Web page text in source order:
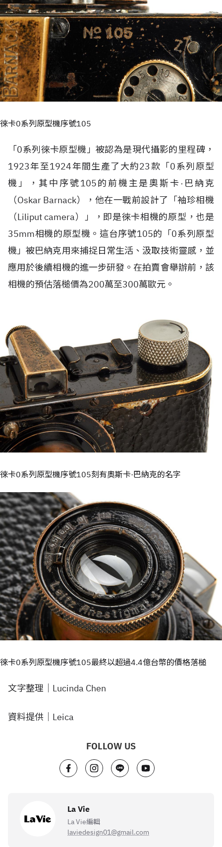
徠卡0系列原型機序號105
「0系列徠卡原型機」被認為是現代攝影的里程碑，
1923年至1924年間生產了大約23款「0系列原型
機」，其中序號105的前機主是奧斯卡·巴納克
（Oskar Barnack），他在一戰前設計了「袖珍相機
（Liliput camera）」，即是徠卡相機的原型，也是
35mm相機的原型機。這台序號105的「0系列原型
機」被巴納克用來捕捉日常生活、汲取技術靈感，並
應用於後續相機的進一步研發。在拍賣會舉辦前，該
相機的預估落槌價為200萬至300萬歐元。
徠卡0系列原型機序號105刻有奧斯卡·巴納克的名字
徠卡0系列原型機序號105最終以超過4.4億台幣的價格落槌
文字整理｜Lucinda Chen
資料提供｜Leica
FOLLOW US
La Vie
La Vie編輯
laviedesign01@gmail.com